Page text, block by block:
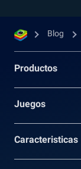
Blog
Productos
Juegos
Caracteristicas